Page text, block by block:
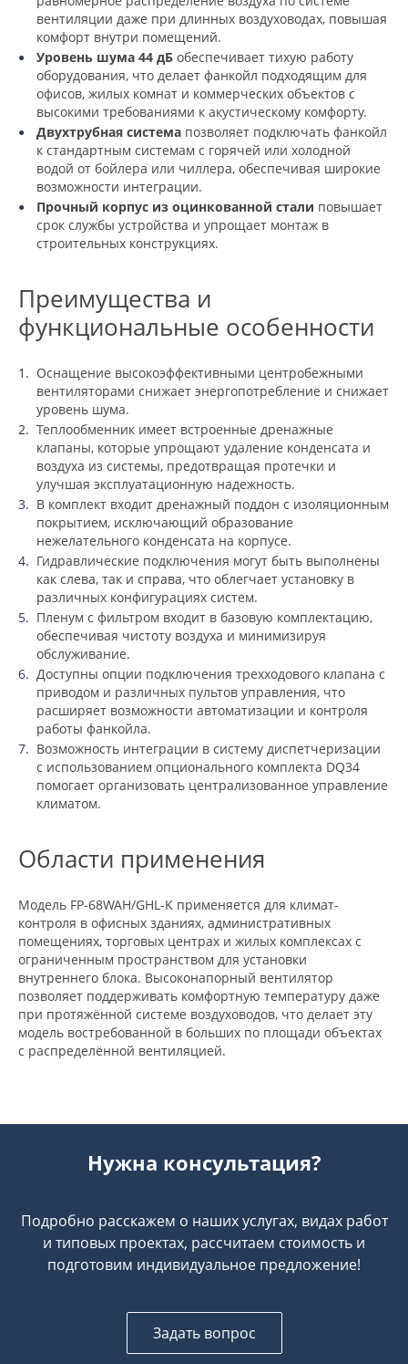
вентиляции даже при длинных воздуховодах, повышая
комфорт внутри помещений.
Уровень шума 44 дБ обеспечивает тихую работу
оборудования, что делает фанкойл подходящим для
офисов, жилых комнат и коммерческих объектов с
высокими требованиями к акустическому комфорту.
Двухтрубная система позволяет подключать фанкойл
к стандартным системам с горячей или холодной
водой от бойлера или чиллера, обеспечивая широкие
возможности интеграции.
Прочный корпус из оцинкованной стали повышает
срок службы устройства и упрощает монтаж в
строительных конструкциях.
Преимущества и
функциональные особенности
Оснащение высокоэффективными центробежными
вентиляторами снижает энергопотребление и снижает
уровень шума.
Теплообменник имеет встроенные дренажные
клапаны, которые упрощают удаление конденсата и
воздуха из системы, предотвращая протечки и
улучшая эксплуатационную надежность.
В комплект входит дренажный поддон с изоляционным
покрытием, исключающий образование
нежелательного конденсата на корпусе.
Гидравлические подключения могут быть выполнены
как слева, так и справа, что облегчает установку в
различных конфигурациях систем.
Пленум с фильтром входит в базовую комплектацию,
обеспечивая чистоту воздуха и минимизируя
обслуживание.
Доступны опции подключения трехходового клапана с
приводом и различных пультов управления, что
расширяет возможности автоматизации и контроля
работы фанкойла.
Возможность интеграции в систему диспетчеризации
с использованием опционального комплекта DQ34
помогает организовать централизованное управление
климатом.
Области применения
Модель FP-68WAH/GHL-K применяется для климат-
контроля в офисных зданиях, административных
помещениях, торговых центрах и жилых комплексах с
ограниченным пространством для установки
внутреннего блока. Высоконапорный вентилятор
позволяет поддерживать комфортную температуру даже
при протяжённой системе воздуховодов, что делает эту
модель востребованной в больших по площади объектах
с распределённой вентиляцией.
Нужна консультация?
Подробно расскажем о наших услугах, видах работ
и типовых проектах, рассчитаем стоимость и
подготовим индивидуальное предложение!
Задать вопрос